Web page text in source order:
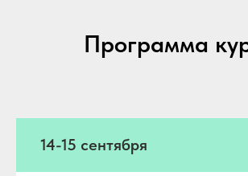
Программа
14-15 сентября